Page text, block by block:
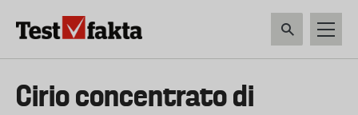
Huvudmeny
Cirio concentrato di